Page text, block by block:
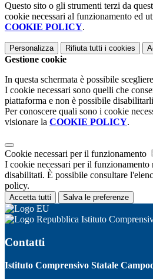
Questo sito o gli strumenti terzi da
cookie necessari al funzionamento ed
COOKIE POLICY.
Personalizza Rifiuta tutti i cookies
Gestione cookie
In questa schermata è possibile
I cookie necessari sono quelli che
piattaforma e non è possibile
Per conoscere quali sono i cookie
visionare la COOKIE POLICY.
Cookie necessari per il funzionamento
I cookie necessari per il funzionamento
disabilitati. È possibile consultare
policy.
Accetta tutti Salva le preferenze
Istituto
Contatti
Istituto Comprensivo Statale